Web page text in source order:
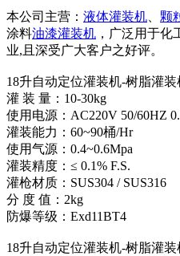
本公司主营： 液体灌装机 颗
涂料油漆灌装机 ，广泛用于
业,且深受广大客户之好评。
18升自动定位灌装机-树脂灌装
灌 装 量：10-30kg
使用电源：AC220V 50/60HZ
灌装能力：60~90桶/Hr
使用气源：0.4~0.6Mpa
灌装精度：≤ 0.1% F.S.
灌枪材质：SUS304 / SUS316
分 度 值：2kg
防爆等级：Exd11BT4
18升自动定位灌装机-树脂灌装